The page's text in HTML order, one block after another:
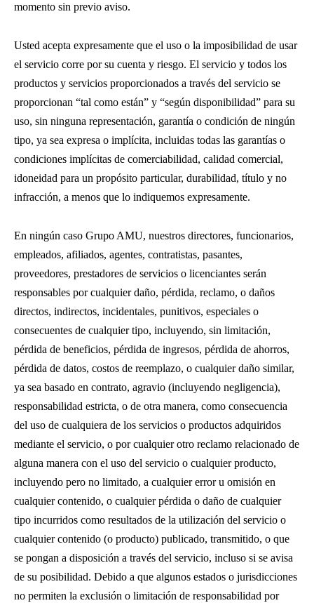
momento sin previo aviso.
Usted acepta expresamente que el uso o la imposibilidad de usar
el servicio corre por su cuenta y riesgo. El servicio y todos los
productos y servicios proporcionados a través del servicio se
proporcionan “tal como están” y “según disponibilidad” para su
uso, sin ninguna representación, garantía o condición de ningún
tipo, ya sea expresa o implícita, incluidas todas las garantías o
condiciones implícitas de comerciabilidad, calidad comercial,
idoneidad para un propósito particular, durabilidad, título y no
infracción, a menos que lo indiquemos expresamente.
En ningún caso Grupo AMU, nuestros directores, funcionarios,
empleados, afiliados, agentes, contratistas, pasantes,
proveedores, prestadores de servicios o licenciantes serán
responsables por cualquier daño, pérdida, reclamo, o daños
directos, indirectos, incidentales, punitivos, especiales o
consecuentes de cualquier tipo, incluyendo, sin limitación,
pérdida de beneficios, pérdida de ingresos, pérdida de ahorros,
pérdida de datos, costos de reemplazo, o cualquier daño similar,
ya sea basado en contrato, agravio (incluyendo negligencia),
responsabilidad estricta, o de otra manera, como consecuencia
del uso de cualquiera de los servicios o productos adquiridos
mediante el servicio, o por cualquier otro reclamo relacionado de
alguna manera con el uso del servicio o cualquier producto,
incluyendo pero no limitado, a cualquier error u omisión en
cualquier contenido, o cualquier pérdida o daño de cualquier
tipo incurridos como resultados de la utilización del servicio o
cualquier contenido (o producto) publicado, transmitido, o que
se pongan a disposición a través del servicio, incluso si se avisa
de su posibilidad. Debido a que algunos estados o jurisdicciones
no permiten la exclusión o limitación de responsabilidad por